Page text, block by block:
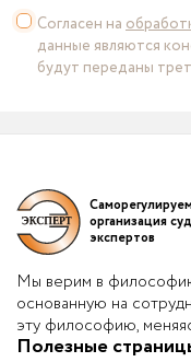
Согласен на
данные являются
будут переданы
организация
экспертов
Мы верим в
основанную на
эту философию,
Полезные